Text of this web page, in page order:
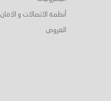
أنظمة الاتصالات و الامان
العروض